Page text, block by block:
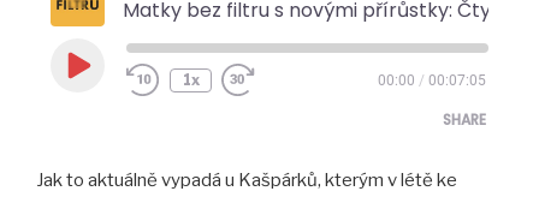
Play
Episode
1x 00:00 / 00:07:05
SHARE
SHARE
Jak to aktuálně vypadá u Kašpárků, kterým v létě ke